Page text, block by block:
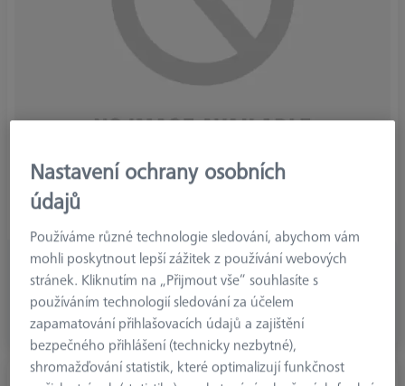
Požadovat ceny
bez DPH
Nastavení ochrany osobních
údajů
Používáme různé technologie sledování, abychom vám
mohli poskytnout lepší zážitek z používání webových
stránek. Kliknutím na „Přijmout vše“ souhlasíte s
používáním technologií sledování za účelem
zapamatování přihlašovacích údajů a zajištění
bezpečného přihlášení (technicky nezbytné),
shromažďování statistik, které optimalizují funkčnost